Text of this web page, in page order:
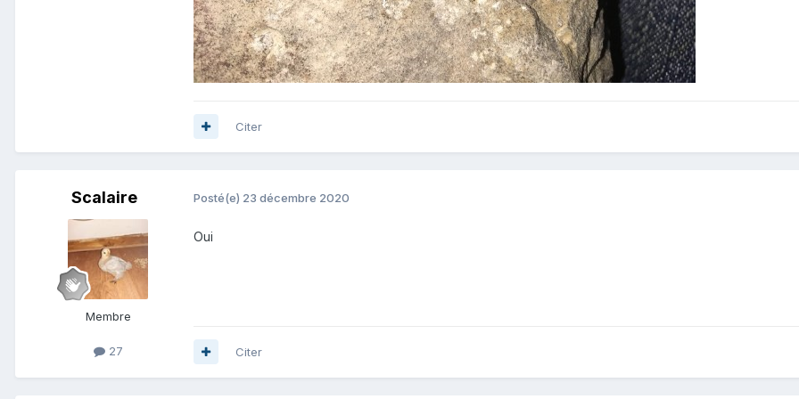
Citer
Scalaire
Membre
27
Posté(e) 23 décembre 2020
Oui
Citer